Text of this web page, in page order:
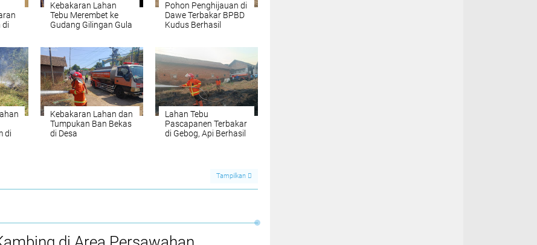
di
Kebakaran Lahan
Tebu Merembet ke
Gudang Gilingan Gula
Pohon Penghijauan di
Dawe Terbakar BPBD
Kudus Berhasil
di
Kebakaran Lahan dan
Tumpukan Ban Bekas
di Desa
Lahan Tebu
Pascapanen Terbakar
di Gebog, Api Berhasil
Tampilkan